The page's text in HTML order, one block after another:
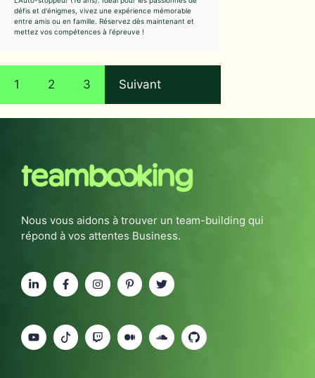
défis et d'énigmes, vivez une expérience mémorable
entre amis ou en famille. Réservez dès maintenant et
mettez vos compétences à l'épreuve !
1 2 3 Suivant
Nous vous aidons à trouver un team-building qui
répond à vos attentes Business.